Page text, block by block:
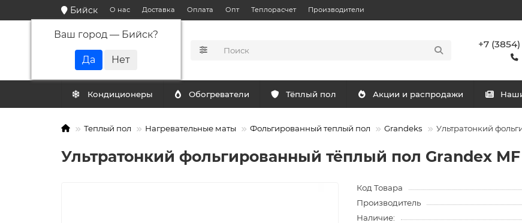
Бийск
Ваш город — Бийск?
О нас Доставка Оплата Опт Теплорасчет Производители
+7
Кондиционеры Обогреватели Тёплый пол Акции и распродажи
Теплый пол Нагревательные маты Фольгированный теплый пол Grandeks Ультратонкий
Ультратонкий фольгированный тёплый пол Grandex
Код Товара
Производитель
Наличие: